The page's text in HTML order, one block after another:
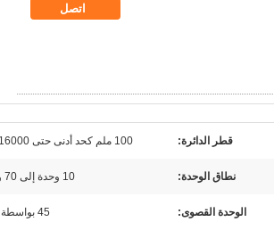
اتصل
قطر الدائرة: 100 ملم كحد أدنى حتى 16000 ملم
نطاق الوحدة: 10 وحدة إلى 70 وحدة
الوحدة القصوى: 45 بواسطة hob